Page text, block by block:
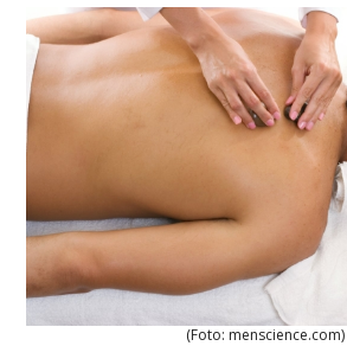
(Foto: menscience.com)